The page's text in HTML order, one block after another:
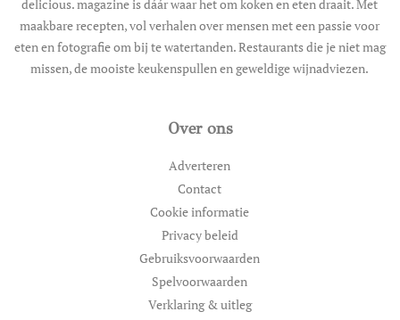
delicious. magazine is dáár waar het om koken en eten draait. Met
maakbare recepten, vol verhalen over mensen met een passie voor
eten en fotografie om bij te watertanden. Restaurants die je niet mag
missen, de mooiste keukenspullen en geweldige wijnadviezen.
Over ons
Adverteren
Contact
Cookie informatie
Privacy beleid
Gebruiksvoorwaarden
Spelvoorwaarden
Verklaring & uitleg